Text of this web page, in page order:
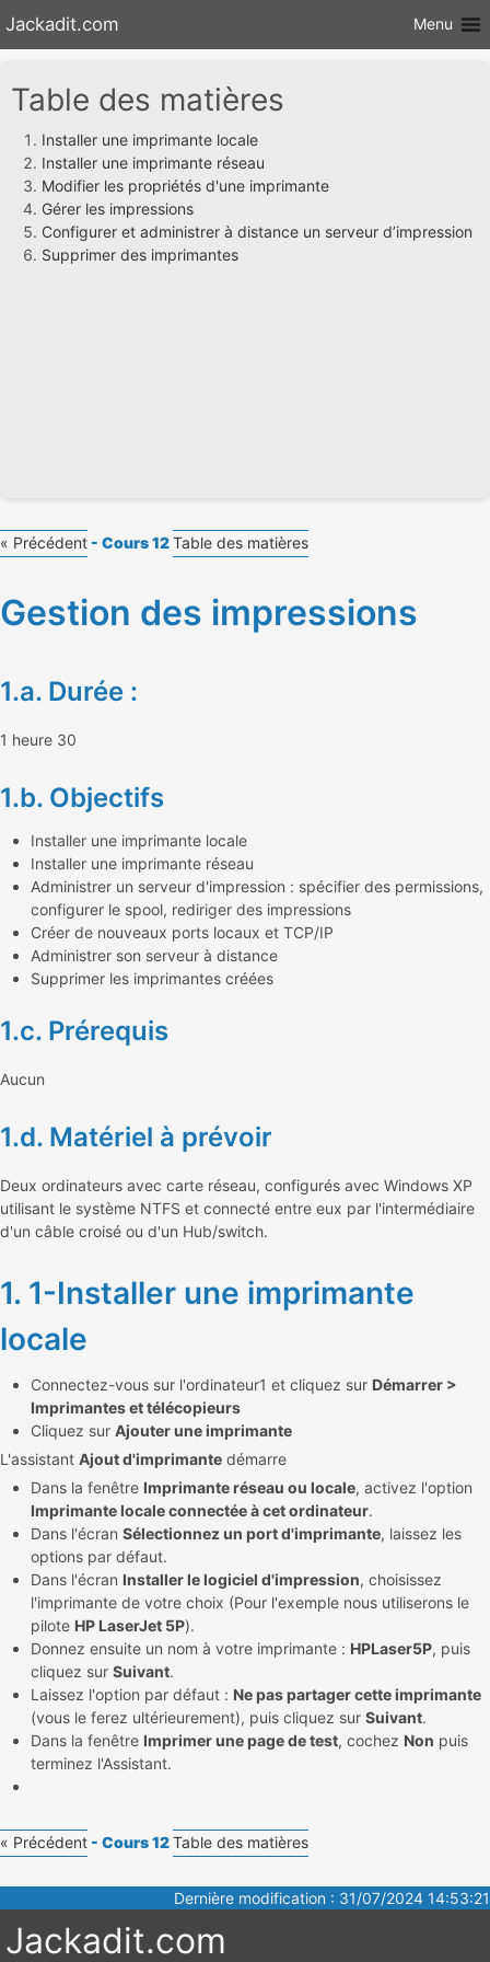
Aller au
Jackadit.com Menu
Table des matières
Installer une imprimante locale
Installer une imprimante réseau
Modifier les propriétés d'une imprimante
Gérer les impressions
Configurer et administrer à distance un serveur d’impression
Supprimer des imprimantes
« Précédent - Cours 12Table des matières
Gestion des impressions
1.a. Durée :
1 heure 30
1.b. Objectifs
Installer une imprimante locale
Installer une imprimante réseau
Administrer un serveur d'impression : spécifier des permissions,
configurer le spool, rediriger des impressions
Créer de nouveaux ports locaux et TCP/IP
Administrer son serveur à distance
Supprimer les imprimantes créées
1.c. Prérequis
Aucun
1.d. Matériel à prévoir
Deux ordinateurs avec carte réseau, configurés avec Windows XP
utilisant le système NTFS et connecté entre eux par l'intermédiaire
d'un câble croisé ou d'un Hub/switch.
1. 1-Installer une imprimante
locale
Connectez-vous sur l'ordinateur1 et cliquez sur Démarrer >
Imprimantes et télécopieurs
Cliquez sur Ajouter une imprimante
L'assistant Ajout d'imprimante démarre
Dans la fenêtre Imprimante réseau ou locale, activez l'option
Imprimante locale connectée à cet ordinateur.
Dans l'écran Sélectionnez un port d'imprimante, laissez les
options par défaut.
Dans l'écran Installer le logiciel d'impression, choisissez
l'imprimante de votre choix (Pour l'exemple nous utiliserons le
pilote HP LaserJet 5P).
Donnez ensuite un nom à votre imprimante : HPLaser5P, puis
cliquez sur Suivant.
Laissez l'option par défaut : Ne pas partager cette imprimante
(vous le ferez ultérieurement), puis cliquez sur Suivant.
Dans la fenêtre Imprimer une page de test, cochez Non puis
terminez l'Assistant.
« Précédent - Cours 12Table des matières
Dernière modification : 31/07/2024 14:53:21
Jackadit.com